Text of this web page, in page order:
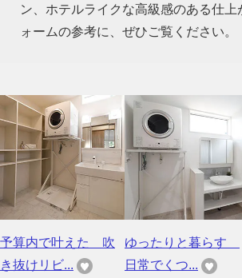
ン、ホテルライクな高級感のある仕
ォームの参考に、ぜひご覧ください。
予算内で叶えた 吹
き抜けリビ...
ゆったりと暮らす
日常でくつ...